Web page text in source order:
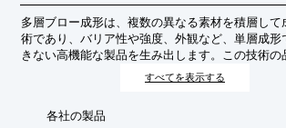
多層ブロー成形は、複数の異なる素材を積層して
術であり、バリア性や強度、外観など、単層成形
きない高機能な製品を生み出します。この技術の
は、各層の密着性、厚み均一性、異物混入防止、
製品の性能保証を目的としています。特に、食品
です。
すべてを表示する
各社の製品